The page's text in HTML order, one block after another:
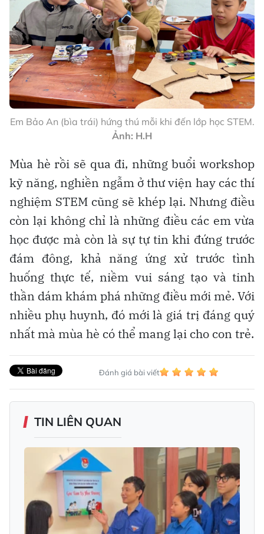
Em Bảo An (bìa trái) hứng thú mỗi khi đến lớp học STEM.
Ảnh: H.H
Mùa hè rồi sẽ qua đi, những buổi workshop
kỹ năng, nghiền ngẫm ở thư viện hay các thí
nghiệm STEM cũng sẽ khép lại. Nhưng điều
còn lại không chỉ là những điều các em vừa
học được mà còn là sự tự tin khi đứng trước
đám đông, khả năng ứng xử trước tình
huống thực tế, niềm vui sáng tạo và tinh
thần dám khám phá những điều mới mẻ. Với
nhiều phụ huynh, đó mới là giá trị đáng quý
nhất mà mùa hè có thể mang lại cho con trẻ.
Đánh giá bài viết
TIN LIÊN QUAN